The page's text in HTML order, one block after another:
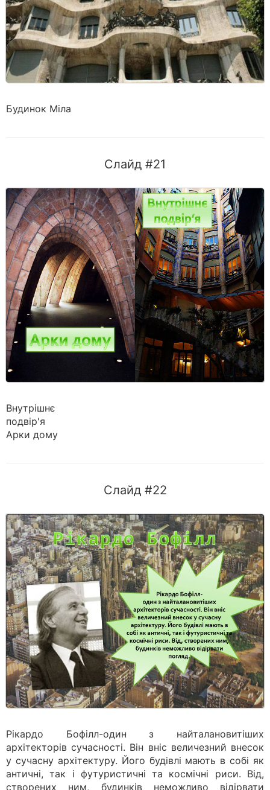
Будинок Міла
Слайд #21
Внутрішнє
подвір'я
Арки дому
Слайд #22
Рікардо Бофілл-один з найталановитіших
архітекторів сучасності. Він вніс величезний внесок
у сучасну архітектуру. Його будівлі мають в собі як
античні, так і футуристичні та космічні риси. Від,
створених ним, будинків неможливо відірвати